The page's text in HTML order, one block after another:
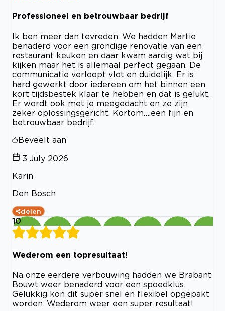
Professioneel en betrouwbaar bedrijf
Ik ben meer dan tevreden. We hadden Martie
benaderd voor een grondige renovatie van een
restaurant keuken en daar kwam aardig wat bij
kijken maar het is allemaal perfect gegaan. De
communicatie verloopt vlot en duidelijk. Er is
hard gewerkt door iedereen om het binnen een
kort tijdsbestek klaar te hebben en dat is gelukt.
Er wordt ook met je meegedacht en ze zijn
zeker oplossingsgericht. Kortom….een fijn en
betrouwbaar bedrijf.
Beveelt aan
3 July 2026
Karin
Den Bosch
delen
10
Wederom een topresultaat!
Na onze eerdere verbouwing hadden we Brabant
Bouwt weer benaderd voor een spoedklus.
Gelukkig kon dit super snel en flexibel opgepakt
worden. Wederom weer een super resultaat!